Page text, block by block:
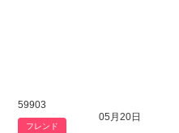
59903
フレンド
05月20日